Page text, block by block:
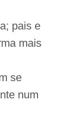
pais e
mais
se
num